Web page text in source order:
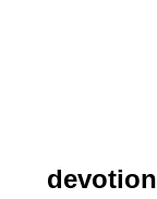
devotion